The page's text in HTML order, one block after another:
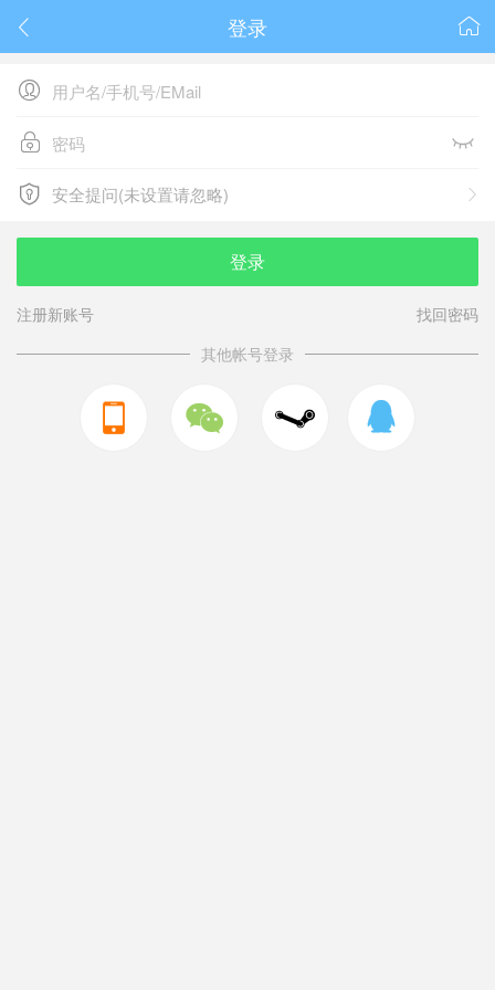
 
登录

 
 
安全提问(未设置请忽略)
安全提问(未设置请忽略)
登录
注册新账号
找回密码
其他帐号登录
  